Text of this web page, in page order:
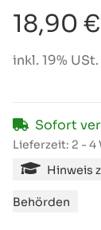
18,90 €
inkl. 19% USt.
Sofort
Lieferzeit: 2 - 4
Hinweis
Behörden